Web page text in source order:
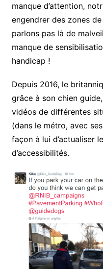
manque d’attention,
engendrer des zones
parlons pas là de
manque de
handicap !
Depuis 2016, le
grâce à son chien
vidéos de différentes
(dans le métro, avec
façon à lui d’actualiser
d’accessibilités.